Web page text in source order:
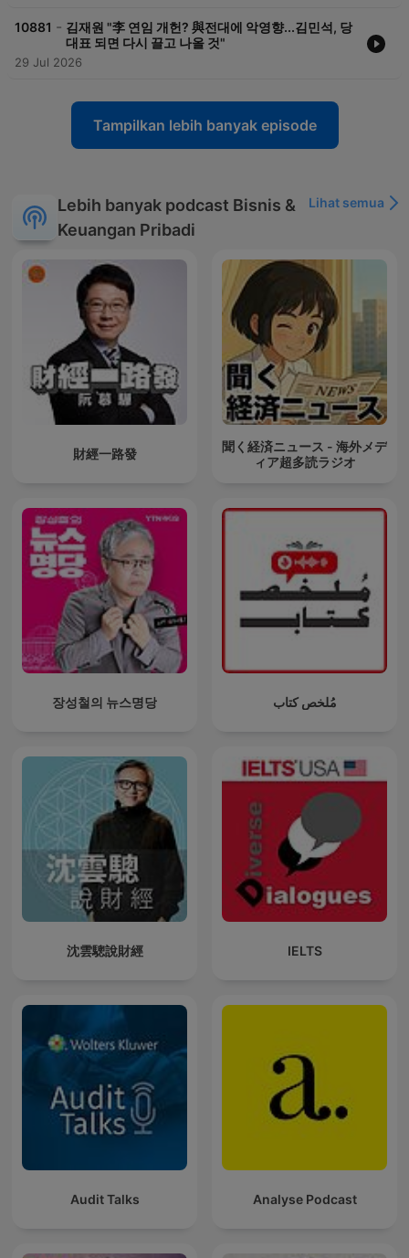
10881 - 김재원 "李 연임 개헌? 與전대에 악영향...김민석, 당
대표 되면 다시 끌고 나올 것"
29 Jul 2026
Tampilkan lebih banyak episode
Lebih banyak podcast Bisnis &
Keuangan Pribadi
Lihat semua
財經一路發
聞く経済ニュース - 海外メデ
ィア超多読ラジオ
장성철의 뉴스명당 مُلخص كتاب
沈雲驄說財經 IELTS
Audit Talks Analyse Podcast